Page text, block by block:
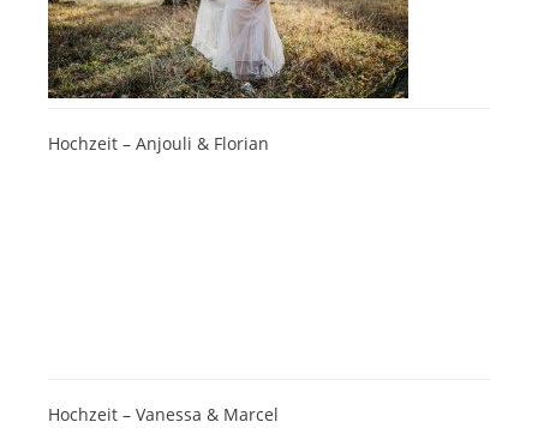
Hochzeit – Anjouli & Florian
Hochzeit – Vanessa & Marcel